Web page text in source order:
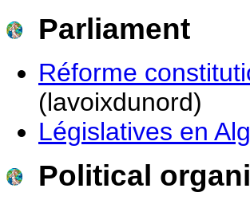
Parliament
Réforme
(lavoixdunord)
Législatives en
Political